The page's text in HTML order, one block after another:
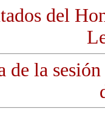
del
de la